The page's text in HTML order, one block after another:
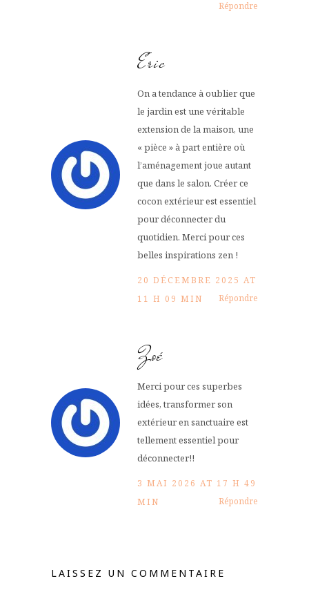
Répondre
Eric
On a tendance à oublier que
le jardin est une véritable
extension de la maison, une
« pièce » à part entière où
l’aménagement joue autant
que dans le salon. Créer ce
cocon extérieur est essentiel
pour déconnecter du
quotidien. Merci pour ces
belles inspirations zen !
20 DÉCEMBRE 2025 AT
11 H 09 MIN
Répondre
Zoé
Merci pour ces superbes
idées, transformer son
extérieur en sanctuaire est
tellement essentiel pour
déconnecter!!
3 MAI 2026 AT 17 H 49
MIN
Répondre
LAISSEZ UN COMMENTAIRE